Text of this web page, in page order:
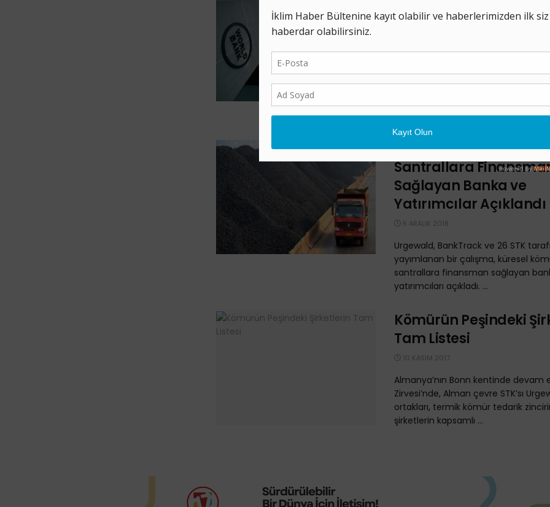
Taahhüdüne Rağmen
Yakıtlara Yatırımı
16 NISAN 2019
Dünya Bankası, iklim değişikliği ile
liderlik etmek istiyor ancak kredi
konusunda fosil yakıtları
önünde tutuyor. Dünya ...
COP24: Kömürlü
Santrallara
Sağlayan Banka ve
Yatırımcılar Açıklandı
5 ARALIK 2018
Urgewald, BankTrack ve 26 STK
yayımlanan bir çalışma, küresel
santrallara finansman sağlayan
yatırımcıları açıkladı. ...
Kömürün Peşindeki
Tam Listesi
10 KASIM 2017
Almanya’nın Bonn kentinde devam
Zirvesi’nde, Alman çevre STK’sı
ortakları, termik kömür tedarik
şirketlerin kapsamlı ...